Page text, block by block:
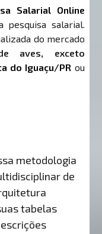
Salarial Online
salarial.
do mercado
aves, exceto
do Iguaçu/PR ou
metodologia
de
tabelas